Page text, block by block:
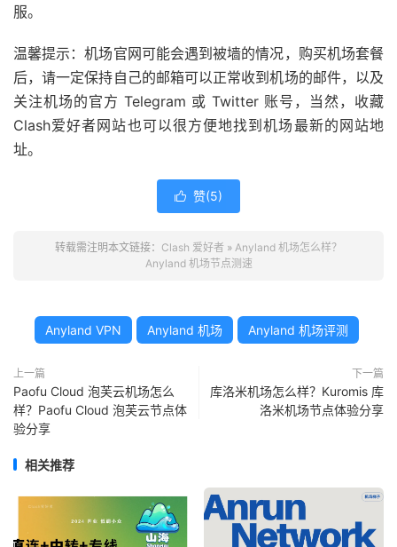
服。
温馨提示：机场官网可能会遇到被墙的情况，购买机场套餐
后，请一定保持自己的邮箱可以正常收到机场的邮件，以及
关注机场的官方 Telegram 或 Twitter 账号，当然，收藏
Clash爱好者网站也可以很方便地找到机场最新的网站地
址。
 赞(5)
转载需注明本文链接： Clash 爱好者 » Anyland 机场怎么样？
Anyland 机场节点测速
Anyland VPN Anyland 机场 Anyland 机场评测
上一篇
Paofu Cloud 泡芙云机场怎么
样？Paofu Cloud 泡芙云节点体
验分享
下一篇
库洛米机场怎么样？Kuromis 库
洛米机场节点体验分享
相关推荐